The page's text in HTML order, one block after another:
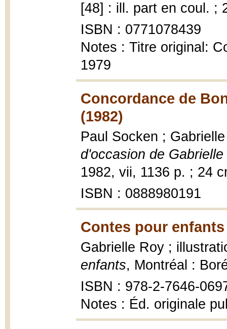
[48] : ill. part en coul. ;
ISBN : 0771078439
Notes : Titre original:
1979
Concordance de
(1982)
Paul Socken ;
d'occasion de
1982, vii, 1136 p. ; 24
ISBN : 0888980191
Contes pour enfants
Gabrielle Roy ;
enfants, Montréal :
ISBN : 978-2-7646-
Notes : Éd. originale